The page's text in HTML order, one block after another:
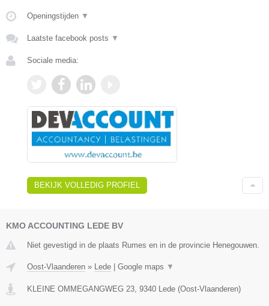
Openingstijden ▼
Laatste facebook posts ▼
Sociale media:
BEKIJK VOLLEDIG PROFIEL
KMO ACCOUNTING LEDE BV
Niet gevestigd in de plaats Rumes en in de provincie Henegouwen.
Oost-Vlaanderen » Lede Google maps ▼
KLEINE OMMEGANGWEG 23, 9340 Lede (Oost-Vlaanderen)